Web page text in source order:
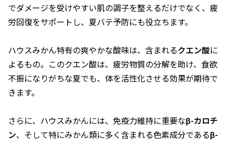
でダメージを受けやすい肌の調子を整えるだけでなく、疲
労回復をサポートし、夏バテ予防にも役立ちます。
ハウスみかん特有の爽やかな酸味は、含まれるクエン酸に
よるもの。このクエン酸は、疲労物質の分解を助け、食欲
不振になりがちな夏でも、体を活性化させる効果が期待で
きます。
さらに、ハウスみかんには、免疫力維持に重要なβ-カロチ
ン、そして特にみかん類に多く含まれる色素成分であるβ-